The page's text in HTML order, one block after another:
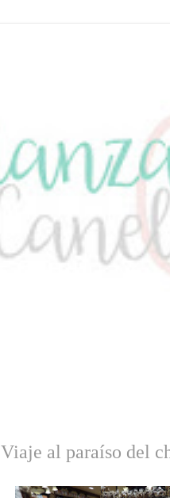
Viaje al paraíso del